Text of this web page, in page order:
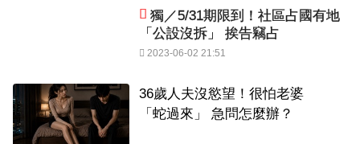
獨／5/31期限到！社區占國有地
「公設沒拆」 挨告竊占
2023-06-02 21:51
36歲人夫沒慾望！很怕老婆
「蛇過來」 急問怎麼辦？